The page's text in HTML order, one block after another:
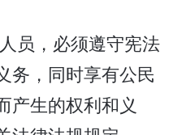
员，必须遵守宪法
务，同时享有公民
产生的权利和义